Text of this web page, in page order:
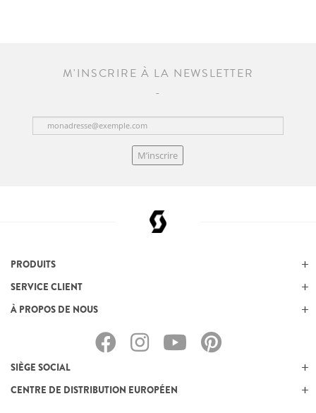
M'INSCRIRE À LA NEWSLETTER
M’inscrire
PRODUITS
SERVICE CLIENT
À PROPOS DE NOUS
SIÈGE SOCIAL
CENTRE DE DISTRIBUTION EUROPÉEN